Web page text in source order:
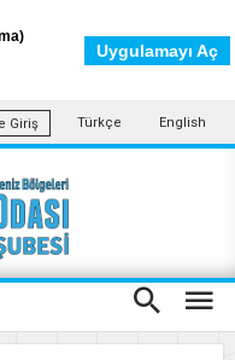
Giriş Türkçe English
Uygulamayı Aç